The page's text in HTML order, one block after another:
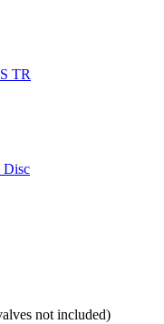
TR
Disc
not included)